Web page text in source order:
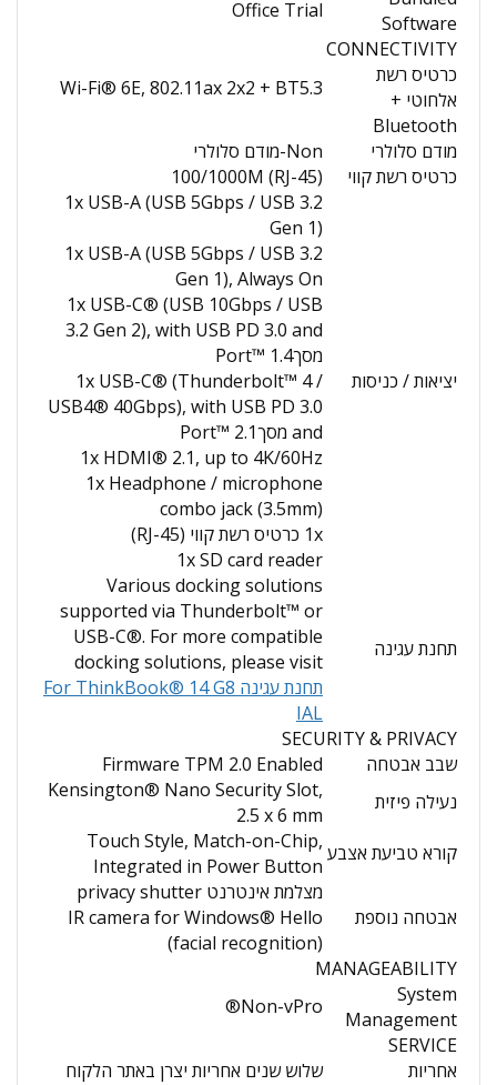
Software
Office Trial
CONNECTIVITY
כרטיס רשת
אלחוטי +
Bluetooth
Wi-Fi® 6E, 802.11ax 2x2 + BT5.3
מודם סלולרי
Non-מודם סלולרי
כרטיס רשת קווי
100/1000M (RJ-45)
יציאות / כניסות
1x USB-A (USB 5Gbps / USB 3.2
Gen 1)
1x USB-A (USB 5Gbps / USB 3.2
Gen 1), Always On
1x USB-C® (USB 10Gbps / USB
3.2 Gen 2), with USB PD 3.0 and
מסךPort™ 1.4
1x USB-C® (Thunderbolt™ 4 /
USB4® 40Gbps), with USB PD 3.0
and מסךPort™ 2.1
1x HDMI® 2.1, up to 4K/60Hz
1x Headphone / microphone
combo jack (3.5mm)
1x כרטיס רשת קווי (RJ-45)
1x SD card reader
תחנת עגינה
Various docking solutions
supported via Thunderbolt™ or
USB-C®. For more compatible
docking solutions, please visit
תחנת עגינה For ThinkBook® 14 G8
IAL
SECURITY & PRIVACY
שבב אבטחה
Firmware TPM 2.0 Enabled
נעילה פיזית
Kensington® Nano Security Slot,
2.5 x 6 mm
קורא טביעת אצבע Touch Style, Match-on-Chip,
Integrated in Power Button
אבטחה נוספת
מצלמת אינטרנט privacy shutter
IR camera for Windows® Hello
(facial recognition)
MANAGEABILITY
System
Management
Non-vPro®
SERVICE
אחריות
שלוש שנים אחריות יצרן באתר הלקוח